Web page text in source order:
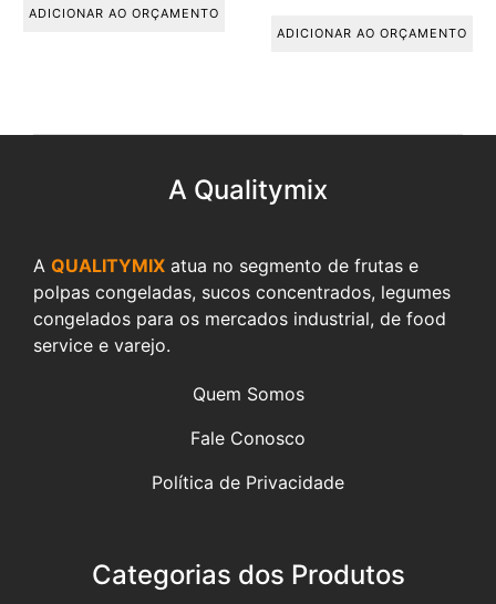
ADICIONAR AO ORÇAMENTO
ADICIONAR AO ORÇAMENTO
A Qualitymix
A QUALITYMIX atua no segmento de frutas e
polpas congeladas, sucos concentrados, legumes
congelados para os mercados industrial, de food
service e varejo.
Quem Somos
Fale Conosco
Política de Privacidade
Categorias dos Produtos